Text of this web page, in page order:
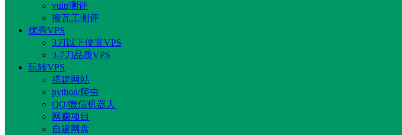
vultr测评
搬瓦工测评
优秀VPS
3刀以下便宜VPS
3-7刀品质VPS
玩转VPS
搭建网站
python/爬虫
QQ/微信机器人
网赚项目
自建网盘